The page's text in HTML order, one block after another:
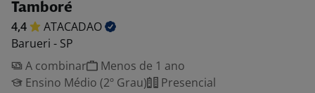
Tamboré
4,4
ATACADAO
Barueri - SP
A combinar
Menos de 1 ano
Ensino Médio (2º Grau)
Presencial